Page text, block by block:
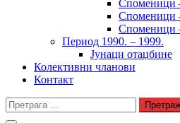
Споменици
Споменици
Споменици
Период 1990. – 1999.
Јунаци отаџбине
Колективни чланови
Контакт
Претрага
за: